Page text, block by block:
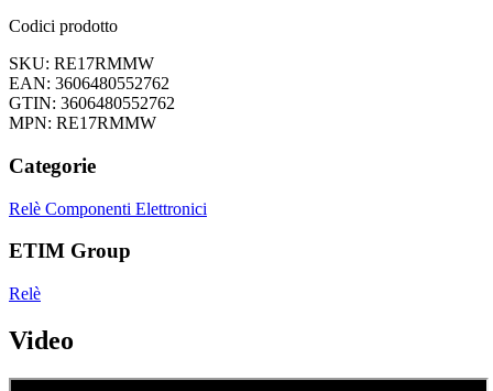
Codici prodotto
SKU: RE17RMMW
EAN: 3606480552762
GTIN: 3606480552762
MPN: RE17RMMW
Categorie
Relè Componenti Elettronici
ETIM Group
Relè
Video